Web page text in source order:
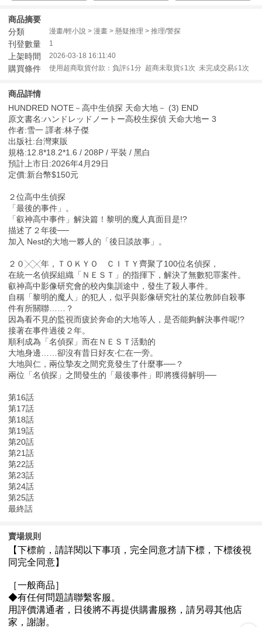
商品摘要
分類
漫畫/輕小說 > 漫畫 > 懸疑推理 > 推理/警探
刊登數量 1
上架時間 2026-03-18 16:11:40
購買條件 使用超商取貨付款：負評≦1分 超商未取貨≦1次 未完成交易≦1次
商品詳情
HUNDRED NOTE－高中生偵探 天命大地－ (3) END
原文書名:ハンドレッドノートー高校生探偵 天命大地ー 3
作者:雪一 譯者:林子傑
出版社:台灣東販
規格:12.8*18.2*1.6 / 208P / 平裝 / 黑白
預計上市日:2026年4月29日
定價:新台幣$150元
２位高中生偵探
「最後的事件」。
「叡神高中事件」解決篇！黎明的魔人真面目是!?
描述了２年後──
加入 Nest的大地一夥人的「後日談故事」。
２０╳╳年，ＴＯＫＹＯ ＣＩＴＹ齊聚了100位名偵探，
在統一名偵探組織「ＮＥＳＴ」的指揮下，解決了無數犯罪案件。
叡神高中影像研究會的校內集訓途中，發生了殺人事件。
自稱「黎明的魔人」的犯人，似乎與影像研究社的某位教師自殺事
件有所關聯……？
因為看不見的監視而疲於奔命的大地等人，是否能夠解決事件呢!?
接著在事件過後２年。
順利成為「名偵探」而在ＮＥＳＴ活動的
大地身邊……卻沒有昔日好友‧仁在一旁。
大地與仁，兩位摯友之間究竟發生了什麼事──？
兩位「名偵探」之間發生的「最後事件」即將獲得解明──
第16話
第17話
第18話
第19話
第20話
第21話
第22話
第23話
第24話
第25話
最終話
賣場規則